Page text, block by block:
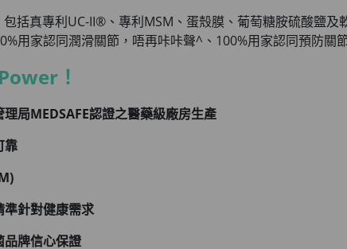
括真專利UC-II®、專利MSM、蛋殼膜、葡萄糖胺硫酸鹽
用家認同潤滑關節，唔再咔咔聲^、100%用家認同預防關
！
局MEDSAFE認證之醫藥級廠房生產
靠
針對健康需求
牌信心保證